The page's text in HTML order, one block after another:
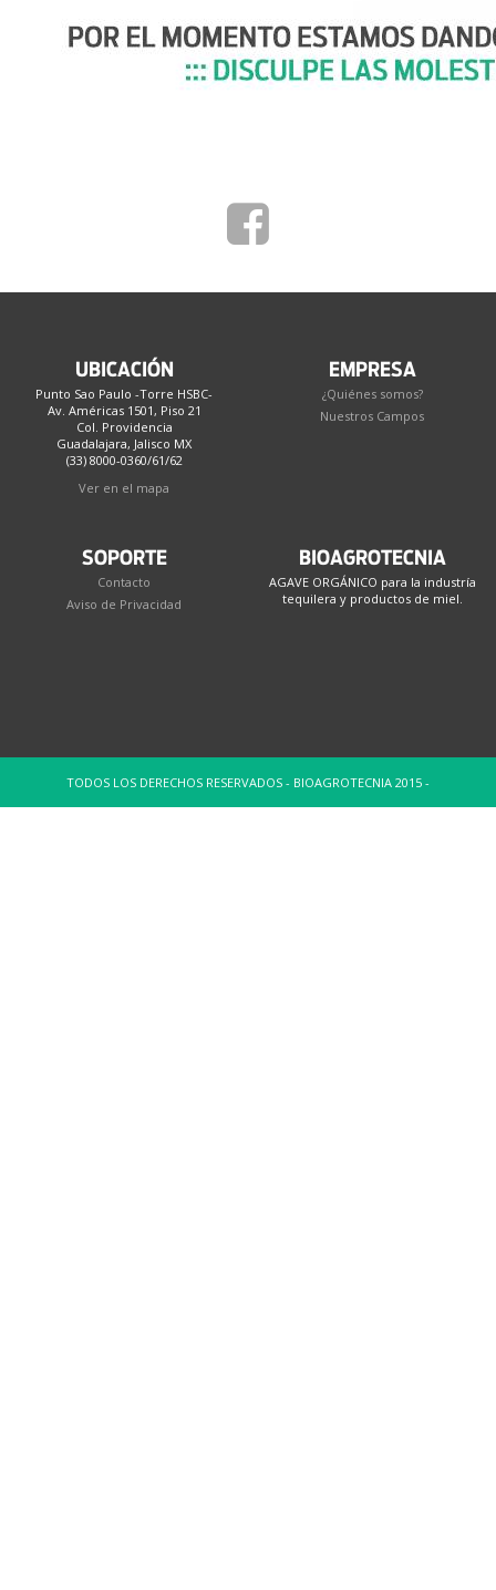
UBICACIÓN
Punto Sao Paulo -Torre HSBC-
Av. Américas 1501, Piso 21
Col. Providencia
Guadalajara, Jalisco MX
(33) 8000-0360/61/62
Ver en el mapa
EMPRESA
¿Quiénes somos?
Nuestros Campos
SOPORTE
Contacto
Aviso de Privacidad
BIOAGROTECNIA
AGAVE ORGÁNICO para la industría
tequilera y productos de miel.
TODOS LOS DERECHOS RESERVADOS - BIOAGROTECNIA 2015 -